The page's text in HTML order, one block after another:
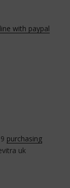
with paypal
purchasing
uk